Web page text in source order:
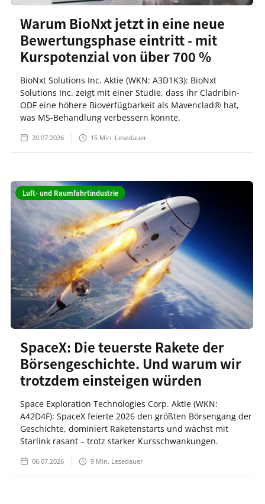
Warum BioNxt jetzt in eine neue
Bewertungsphase eintritt - mit
Kurspotenzial von über 700 %
BioNxt Solutions Inc. Aktie (WKN: A3D1K3): BioNxt
Solutions Inc. zeigt mit einer Studie, dass ihr Cladribin-
ODF eine höhere Bioverfügbarkeit als Mavenclad® hat,
was MS-Behandlung verbessern könnte.
20.07.2026 15 Min. Lesedauer
Luft- und Raumfahrtindustrie
SpaceX: Die teuerste Rakete der
Börsengeschichte. Und warum wir
trotzdem einsteigen würden
Space Exploration Technologies Corp. Aktie (WKN:
A42D4F): SpaceX feierte 2026 den größten Börsengang der
Geschichte, dominiert Raketenstarts und wächst mit
Starlink rasant – trotz starker Kursschwankungen.
06.07.2026 9 Min. Lesedauer